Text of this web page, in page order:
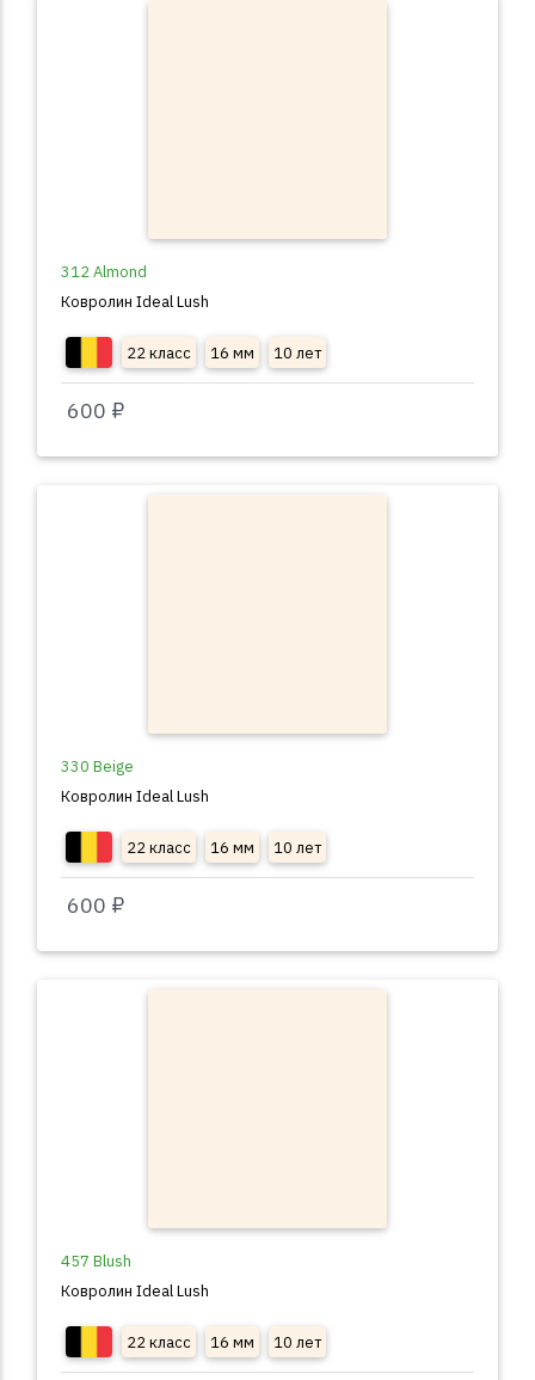
312 Almond
Ковролин Ideal Lush
22 класс 16 мм 10 лет
600 ₽
330 Beige
Ковролин Ideal Lush
22 класс 16 мм 10 лет
600 ₽
457 Blush
Ковролин Ideal Lush
22 класс 16 мм 10 лет